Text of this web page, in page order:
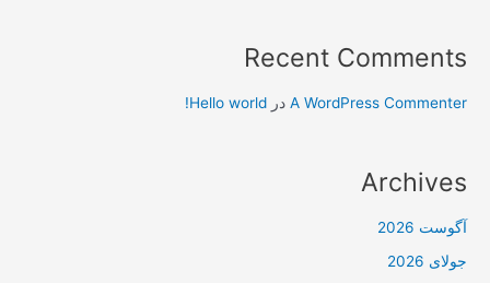
Recent Comments
A WordPress Commenter درHello world!
Archives
آگوست 2026
جولای 2026